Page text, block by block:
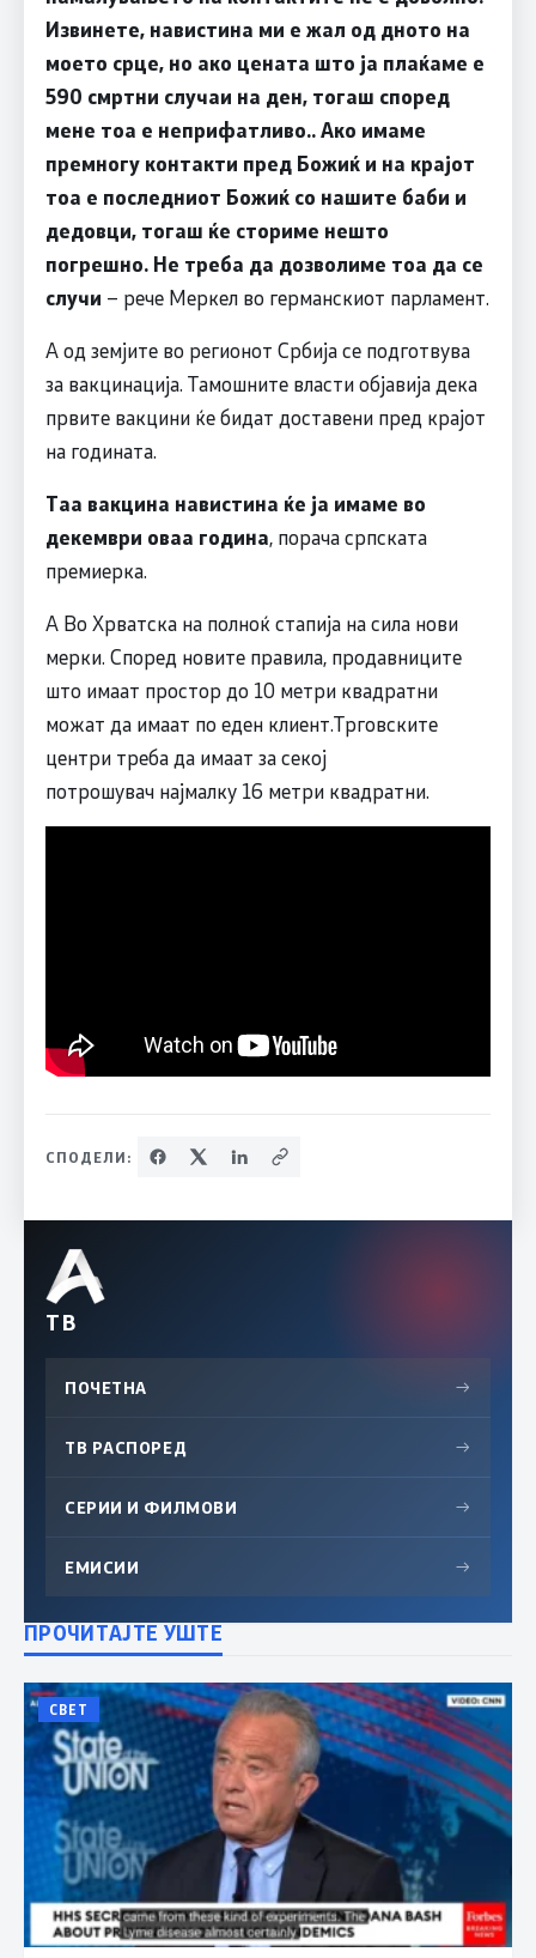
Извинете, навистина ми е жал од дното на
моето срце, но ако цената што ја плаќаме е
590 смртни случаи на ден, тогаш според
мене тоа е неприфатливо.. Ако имаме
премногу контакти пред Божиќ и на крајот
тоа е последниот Божиќ со нашите баби и
дедовци, тогаш ќе сториме нешто
погрешно. Не треба да дозволиме тоа да се
случи – рече Меркел во германскиот парламент.
А од земјите во регионот Србија се подготвува
за вакцинација. Тамошните власти објавија дека
првите вакцини ќе бидат доставени пред крајот
на годината.
Таа вакцина навистина ќе ја имаме во
декември оваа година, порача српската
премиерка.
А Во Хрватска на полноќ стапија на сила нови
мерки. Според новите правила, продавниците
што имаат простор до 10 метри квадратни
можат да имаат по еден клиент.Трговските
центри треба да имаат за секој
потрошувач најмалку 16 метри квадратни.
СПОДЕЛИ:
ТВ
ПОЧЕТНА →
ТВ РАСПОРЕД →
СЕРИИ И ФИЛМОВИ →
ЕМИСИИ →
ПРОЧИТАЈТЕ УШТЕ
СВЕТ